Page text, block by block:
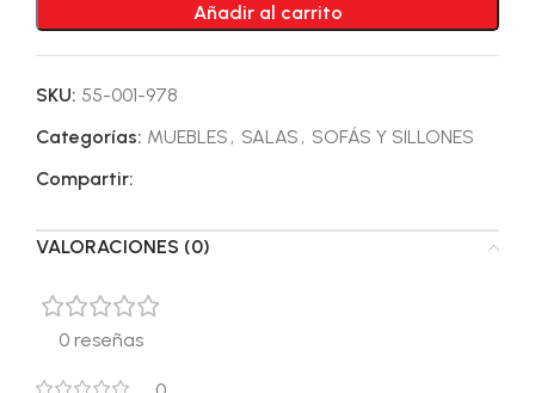
Añadir al carrito
SKU: 55-001-978
Categorías: MUEBLES , SALAS , SOFÁS Y SILLONES
Compartir:
VALORACIONES (0)
0 reseñas